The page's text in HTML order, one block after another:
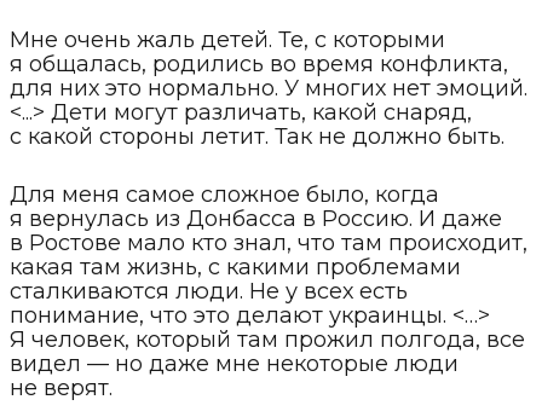
Мне очень жаль детей. Те, с которыми
я общалась, родились во время конфликта,
для них это нормально. У многих нет эмоций.
<...> Дети могут различать, какой снаряд,
с какой стороны летит. Так не должно быть.
Для меня самое сложное было, когда
я вернулась из Донбасса в Россию. И даже
в Ростове мало кто знал, что там происходит,
какая там жизнь, с какими проблемами
сталкиваются люди. Не у всех есть
понимание, что это делают украинцы. <…>
Я человек, который там прожил полгода, все
видел — но даже мне некоторые люди
не верят.